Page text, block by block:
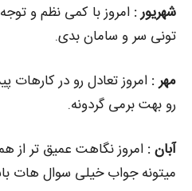
شهریور : امروز با کمی نظم و
تونی سر و سامان بدی.
مهر : امروز تعادل رو در کارهات
رو بهت برمی‌ گردونه.
آبان : امروز نگاهت عمیق‌ تر
میتونه جواب خیلی سوال‌ هات